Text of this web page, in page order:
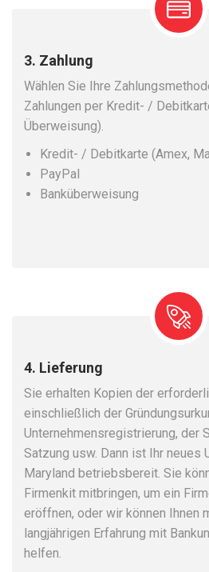
3. Zahlung
Wählen Sie Ihre
Zahlungen per Kredit- /
Überweisung).
Kredit- / Debitkarte (Amex,
PayPal
Banküberweisung
4. Lieferung
Sie erhalten Kopien der
einschließlich der
Unternehmensregistrierung, der
Satzung usw. Dann ist Ihr neues
Maryland betriebsbereit. Sie
Firmenkit mitbringen, um ein
eröffnen, oder wir können Ihnen
langjährigen Erfahrung mit
helfen.